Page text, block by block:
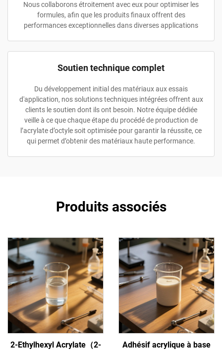
Nous collaborons étroitement avec eux pour optimiser les
formules, afin que les produits finaux offrent des
performances exceptionnelles dans diverses applications
Soutien technique complet
Du développement initial des matériaux aux essais
d'application, nos solutions techniques intégrées offrent aux
clients le soutien dont ils ont besoin. Notre équipe dédiée
veille à ce que chaque étape du procédé de production de
l’acrylate d’octyle soit optimisée pour garantir la réussite, ce
qui permet d’obtenir des matériaux haute performance.
Produits associés
2-Ethylhexyl Acrylate（2-
Adhésif acrylique à base